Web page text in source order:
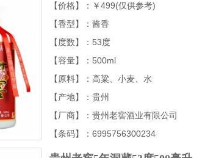
【价格】：￥499(仅供参考)
【香型】：酱香
【度数】：53度
【容量】：500ml
【原料】：高粱、小麦、水
【产地】：贵州
【厂商】：贵州老窖酒业有限公司
【条码】：6995756300234